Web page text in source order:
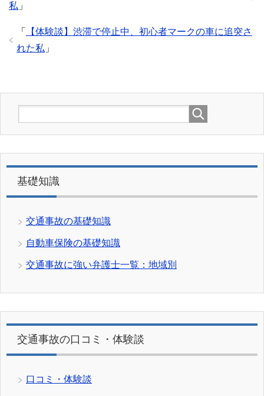
私 」
「
【体験談】渋滞で停止中、初心者マークの車に追突さ
れた私 」
基礎知識
交通事故の基礎知識
自動車保険の基礎知識
交通事故に強い弁護士一覧：地域別
交通事故の口コミ・体験談
口コミ・体験談